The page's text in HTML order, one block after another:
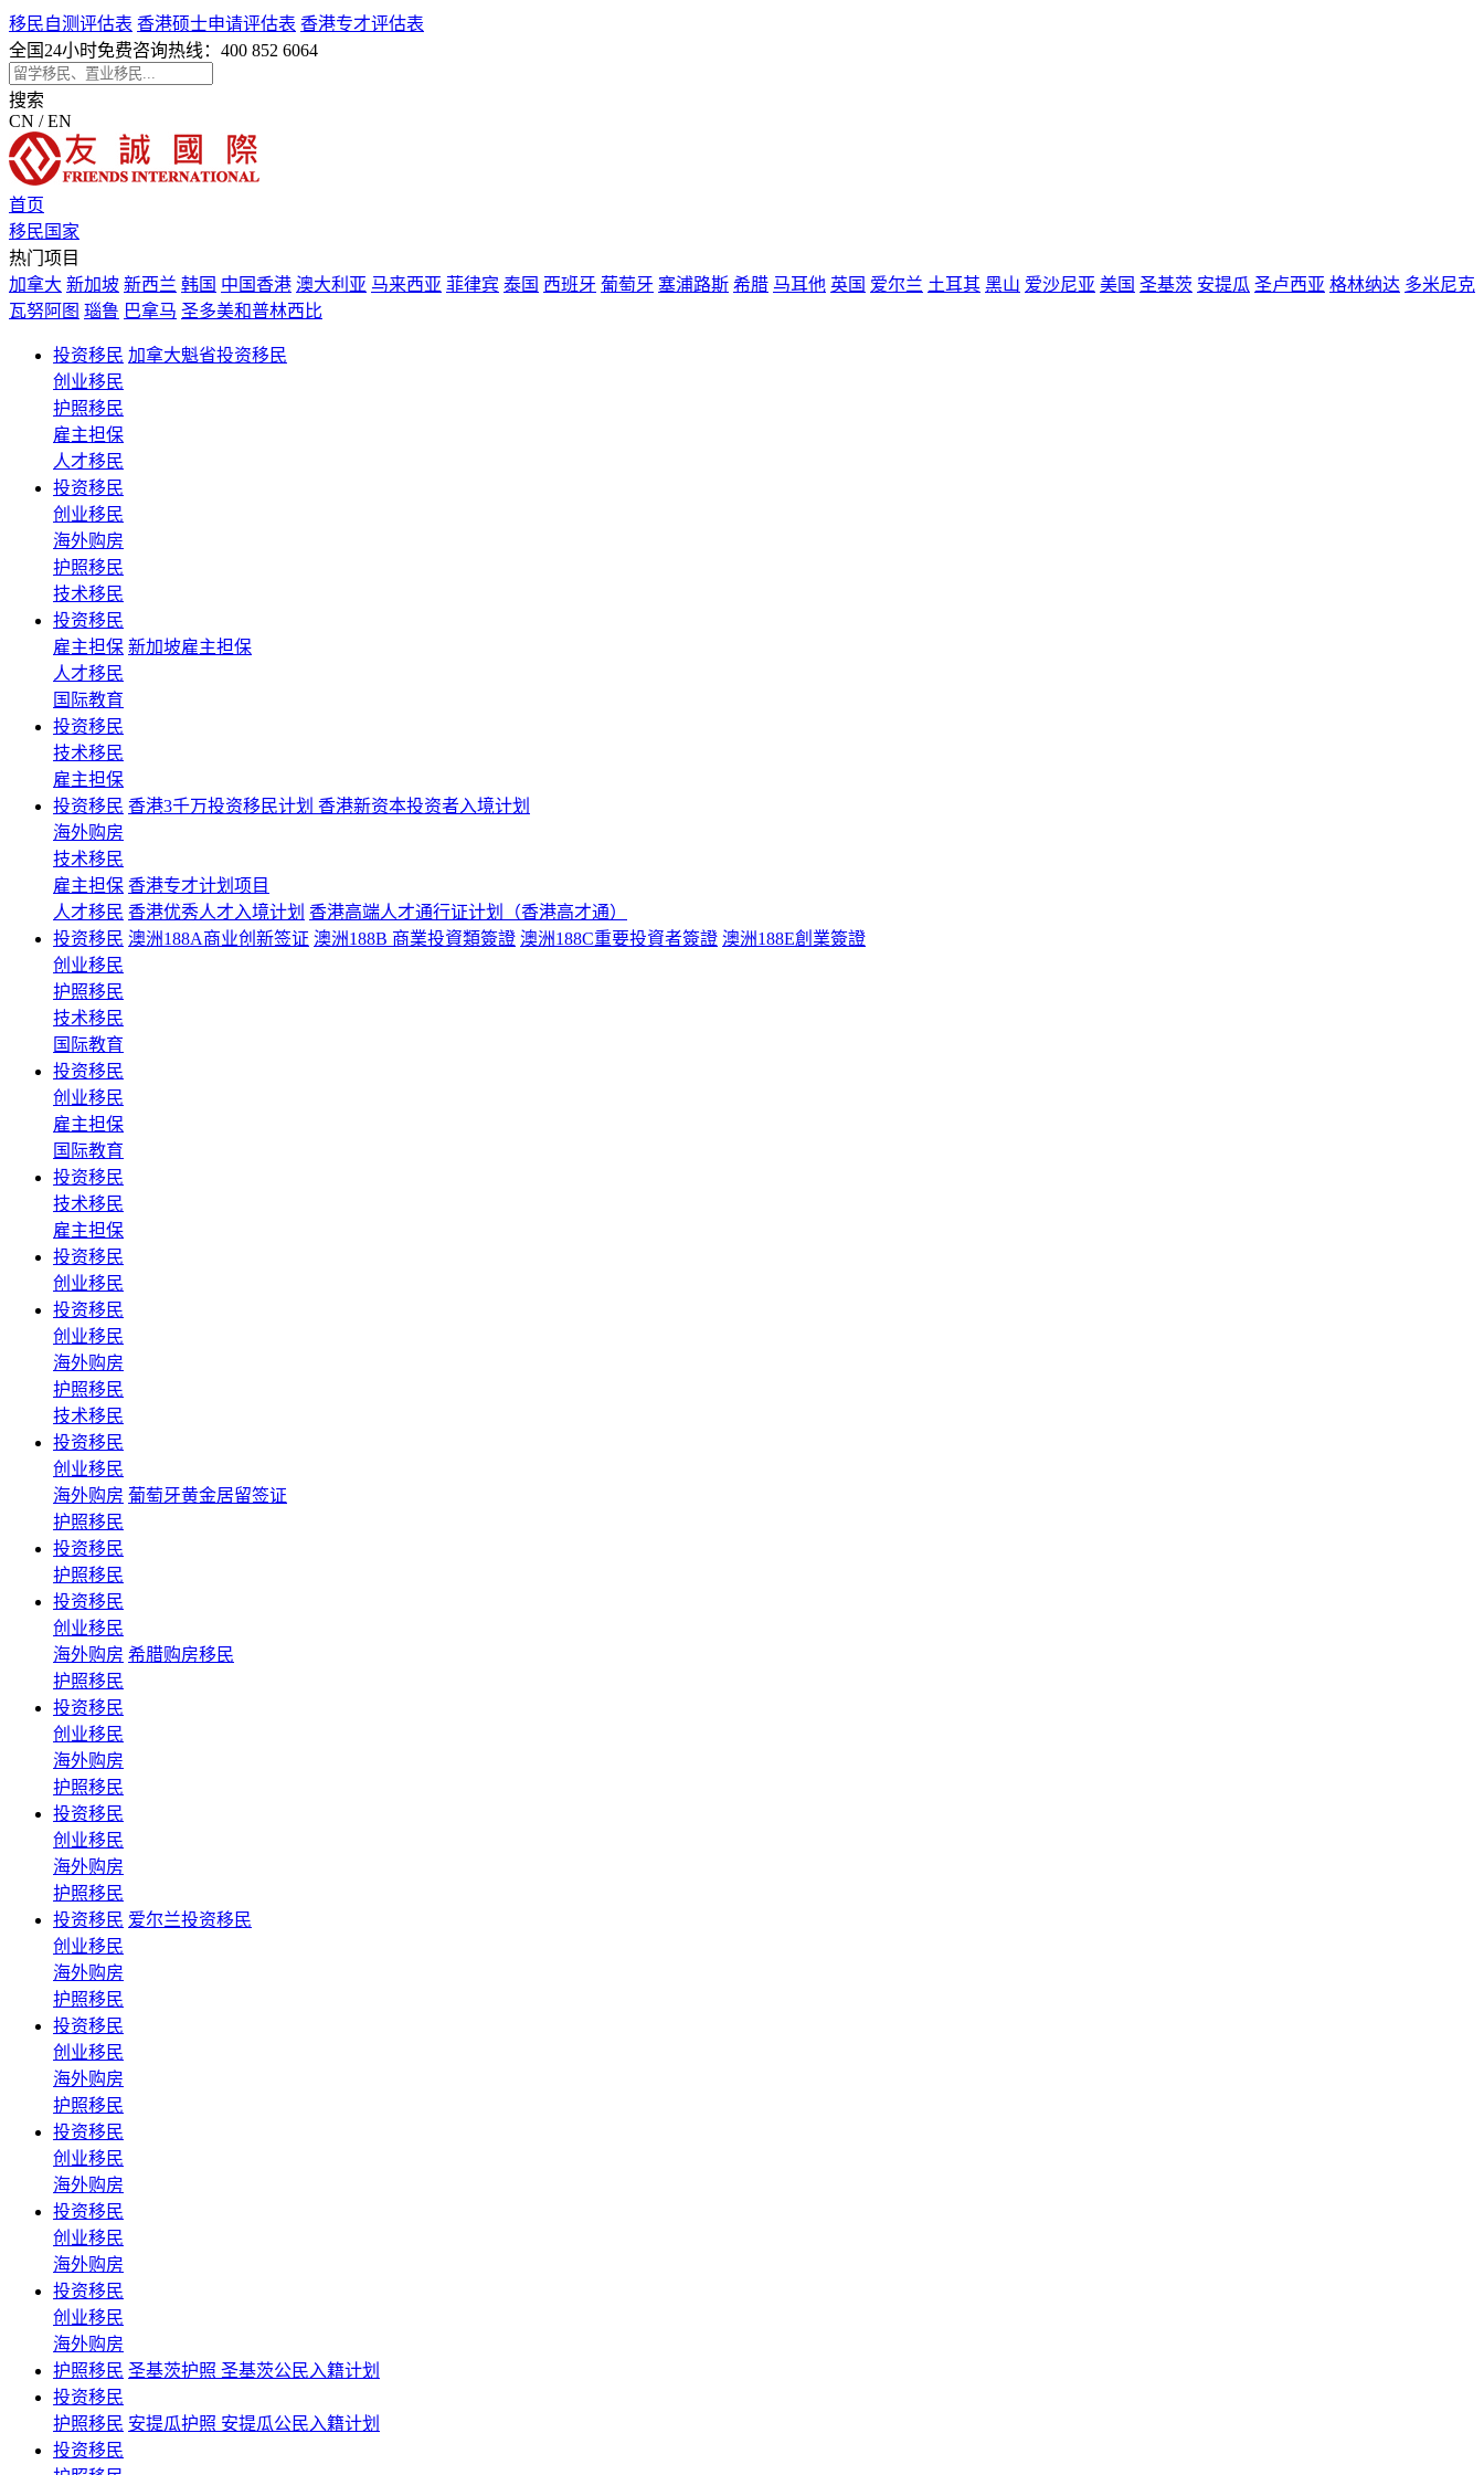
移民自测评估表 香港硕士申请评估表 香港专才评估表
全国24小时免费咨询热线： 400 852 6064
搜索
CN / EN
首页
移民国家
热门项目
加拿大 新加坡 新西兰 韩国 中国香港 澳大利亚 马来西亚 菲律宾 泰国 西班牙 葡萄牙 塞浦路斯 希腊 马耳他 英国 爱尔兰 土耳其 黑山 爱沙尼亚 美国 圣基茨 安提瓜 圣卢西亚 格林纳达 多米尼克
瓦努阿图 瑙鲁 巴拿马 圣多美和普林西比
投资移民 加拿大魁省投资移民
创业移民
护照移民
雇主担保
人才移民
投资移民
创业移民
海外购房
护照移民
技术移民
投资移民
雇主担保 新加坡雇主担保
人才移民
国际教育
投资移民
技术移民
雇主担保
投资移民 香港3千万投资移民计划 香港新资本投资者入境计划
海外购房
技术移民
雇主担保 香港专才计划项目
人才移民 香港优秀人才入境计划 香港高端人才通行证计划（香港高才通）
投资移民 澳洲188A商业创新签证 澳洲188B 商業投資類簽證 澳洲188C重要投資者簽證 澳洲188E創業簽證
创业移民
护照移民
技术移民
国际教育
投资移民
创业移民
雇主担保
国际教育
投资移民
技术移民
雇主担保
投资移民
创业移民
投资移民
创业移民
海外购房
护照移民
技术移民
投资移民
创业移民
海外购房 葡萄牙黄金居留签证
护照移民
投资移民
护照移民
投资移民
创业移民
海外购房 希腊购房移民
护照移民
投资移民
创业移民
海外购房
护照移民
投资移民
创业移民
海外购房
护照移民
投资移民 爱尔兰投资移民
创业移民
海外购房
护照移民
投资移民
创业移民
海外购房
护照移民
投资移民
创业移民
海外购房
投资移民
创业移民
海外购房
投资移民
创业移民
海外购房
护照移民 圣基茨护照 圣基茨公民入籍计划
投资移民
护照移民 安提瓜护照 安提瓜公民入籍计划
投资移民